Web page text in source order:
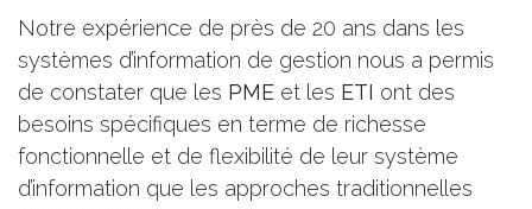
Notre expérience de près de 20 ans dans les
systèmes d’information de gestion nous a permis
de constater que les PME et les ETI ont des
besoins spécifiques en terme de richesse
fonctionnelle et de flexibilité de leur système
d’information que les approches traditionnelles